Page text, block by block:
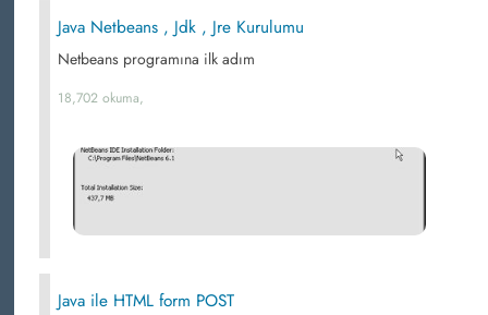
Java Netbeans , Jdk , Jre Kurulumu
Netbeans programına ilk adım
18,702 okuma,
Java ile HTML form POST